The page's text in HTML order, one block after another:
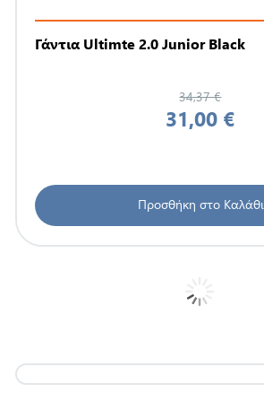
Γάντια Ultimte 2.0 Junior Black
34,37 €
31,00 €
Προσθήκη στο Καλάθι